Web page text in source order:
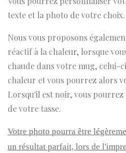
texte et la photo de votre choix.
Nous vous proposons
réactif à la chaleur, lorsque
chaude dans votre mug, celui-
chaleur et vous pourrez alors
Lorsqu'il est noir, vous
de votre tasse.
Votre photo pourra être
un résultat parfait, lors de